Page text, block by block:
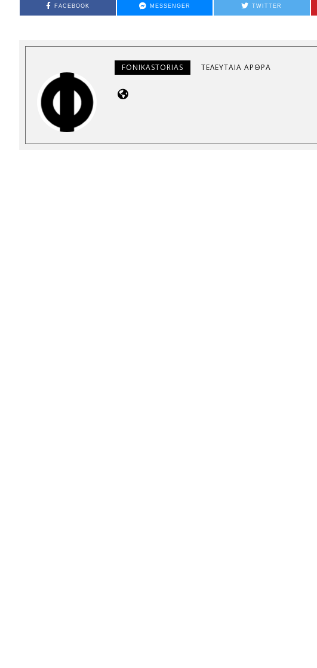
FACEBOOK MESSENGER TWITTER
FONIKASTORIAS ΤΕΛΕΥΤΑΊΑ ΆΡΘΡΑ